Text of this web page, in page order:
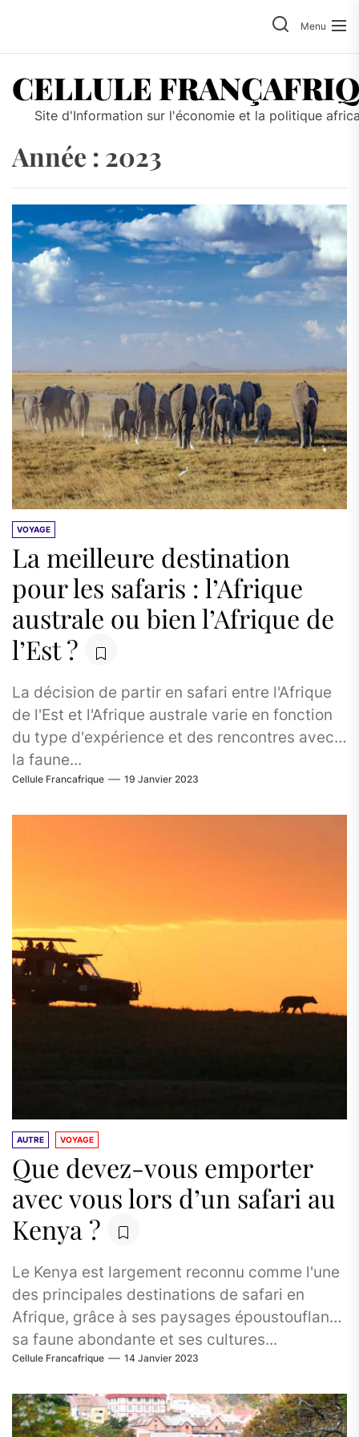
Menu
CELLULE
Site d'Information sur l'économie et la politique
Année : 2023
VOYAGE
La meilleure destination
pour les safaris : l’Afrique
australe ou bien l’Afrique de
l’Est ?
La décision de partir en safari entre l'Afrique
de l'Est et l'Afrique australe varie en fonction
du type d'expérience et des rencontres avec
la faune...
Cellule Francafrique 19 Janvier 2023
AUTRE VOYAGE
Que devez-vous emporter
avec vous lors d’un safari au
Kenya ?
Le Kenya est largement reconnu comme l'une
des principales destinations de safari en
Afrique, grâce à ses paysages époustouflants,
sa faune abondante et ses cultures...
Cellule Francafrique 14 Janvier 2023